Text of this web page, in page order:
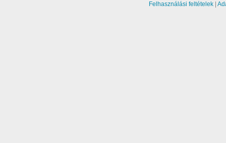
Felhasználási feltételek